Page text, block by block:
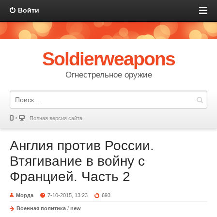
Войти
Soldierweapons
Огнестрельное оружие
Полная версия сайта
Англия против России.
Втягивание в войну с
Францией. Часть 2
Морда 7-10-2015, 13:23 693
Военная политика / new